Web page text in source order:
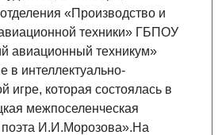
«Производство и
техники» ГБПОУ
авиационный техникум»
в интеллектуально-
игре, которая состоялась в
межпоселенческая
поэта И.И.Морозова».На